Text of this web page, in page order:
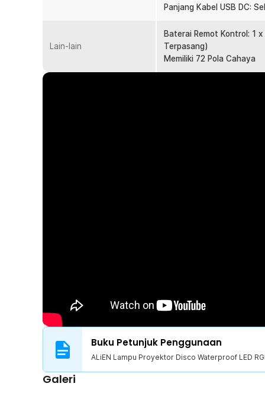
hujan dengan menambah pelindung pada bagian atas
Pada mode sound control, cahaya yang dihasilkan
alunan lagu di sekitarnya. Lampu pesta akan terasa
Panjang Kabel USB DC:
Lain-lain
Baterai Remot Kontrol: 1
Terpasang)
Memiliki 72 Pola Cahaya
Buku Petunjuk Penggunaan
ALiEN Lampu Proyektor Disco Waterproof LED
Galeri